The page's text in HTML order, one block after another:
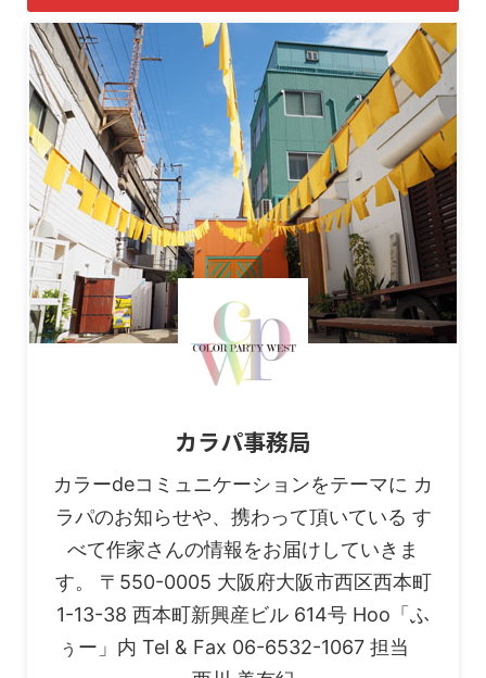
カラパ事務局
カラーdeコミュニケーションをテーマに カ
ラパのお知らせや、携わって頂いている す
べて作家さんの情報をお届けしていきま
す。 〒550-0005 大阪府大阪市西区西本町
1-13-38 西本町新興産ビル 614号 Hoo「ふ
ぅー」内 Tel & Fax 06-6532-1067 担当